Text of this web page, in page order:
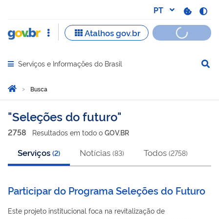
Abrir menu principal de navegação
Serviços e Informações do Brasil
Você está aqui:
Página Inicial
Busca
Busca
Seleções do futuro
2758 Resultados em todo o GOV.BR
Serviços (2) Notícias (83) Todos (2758)
Participar do Programa Seleções do Futuro
Este projeto institucional foca na revitalização de